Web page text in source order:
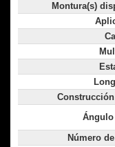
Montura(s)
Número